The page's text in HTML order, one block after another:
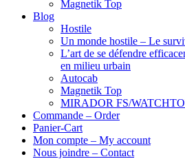
Magnetik Top
Blog
Hostile
Un monde hostile – Le
L’art de se défendre
en milieu urbain
Autocab
Magnetik Top
MIRADOR FS/
Commande – Order
Panier-Cart
Mon compte – My account
Nous joindre – Contact